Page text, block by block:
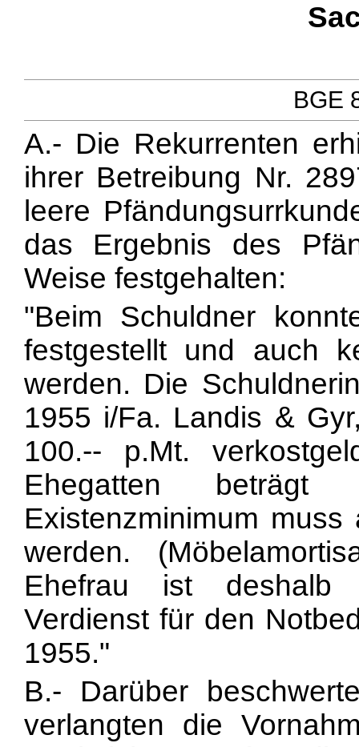
BGE
A.- Die Rekurrenten
ihrer Betreibung Nr.
leere
das Ergebnis des
Weise festgehalten:
"Beim Schuldner
festgestellt und auch
werden. Die
1955 i/Fa. Landis &
100.-- p.Mt.
Ehegatten
Existenzminimum
werden.
Ehefrau ist deshalb
Verdienst für den
1955."
B.- Darüber
verlangten die